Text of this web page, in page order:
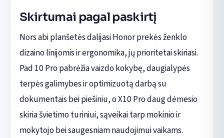
Skirtumai pagal paskirtį
Nors abi planšetės dalijasi Honor prekės ženklo
dizaino linijomis ir ergonomika, jų prioritetai skiriasi.
Pad 10 Pro pabrėžia vaizdo kokybę, daugialypės
terpės galimybes ir optimizuotą darbą su
dokumentais bei piešiniu, o X10 Pro daug dėmesio
skiria švietimo turiniui, sąveikai tarp mokinio ir
mokytojo bei saugesniam naudojimui vaikams.